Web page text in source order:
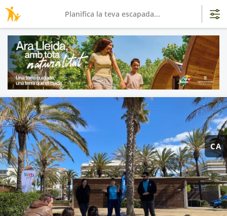
CA
Planifica la teva escapada...